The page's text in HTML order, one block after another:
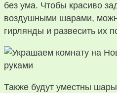
без ума. Чтобы красиво
воздушными шарами,
гирлянды и развесить их
Также будут уместны